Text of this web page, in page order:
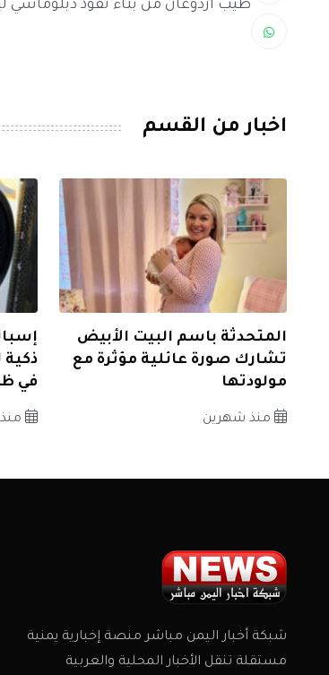
طيب أردوغان من بناء نفوذ دبلوماسي
اخبار من القسم
المتحدثة باسم البيت الأبيض
تشارك صورة عائلية مؤثرة مع
مولودتها
منذ شهرين
في
شبكة أخبار اليمن مباشر منصة إخبارية يمنية
مستقلة تنقل الأخبار المحلية والعربية